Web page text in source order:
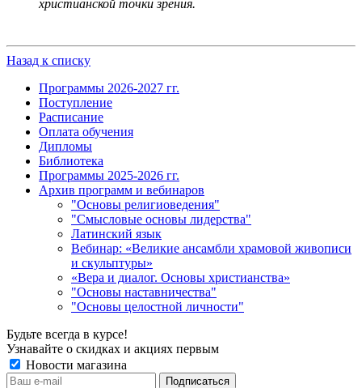
христианской точки зрения.
Назад к списку
Программы 2026-2027 гг.
Поступление
Расписание
Оплата обучения
Дипломы
Библиотека
Программы 2025-2026 гг.
Архив программ и вебинаров
"Основы религиоведения"
"Смысловые основы лидерства"
Латинский язык
Вебинар: «Великие ансамбли храмовой живописи
и скульптуры»
«Вера и диалог. Основы христианства»
"Основы наставничества"
"Основы целостной личности"
Будьте всегда в курсе!
Узнавайте о скидках и акциях первым
Новости магазина